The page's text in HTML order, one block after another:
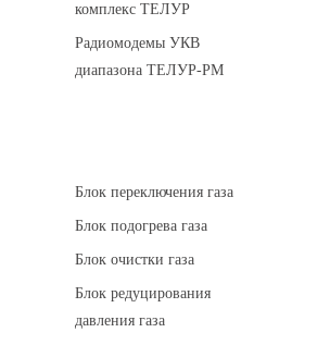
комплекс ТЕЛУР
Радиомодемы УКВ
диапазона ТЕЛУР-РМ
Блок переключения газа
Блок подогрева газа
Блок очистки газа
Блок редуцирования
давления газа